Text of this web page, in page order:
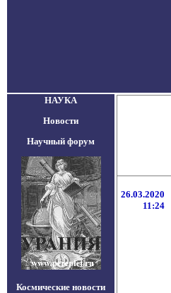
НАУКА
Новости
Научный форум
Космические новости
26.03.2020
11:24